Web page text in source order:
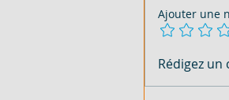
5 800 M²
VENTE -
Ajouter une
Rédigez